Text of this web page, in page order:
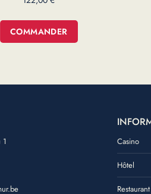
COMMANDER
1
Casino
Hôtel